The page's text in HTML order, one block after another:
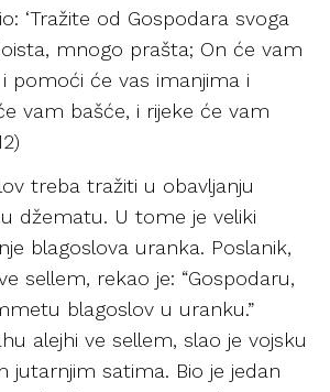
‘Tražite od Gospodara svoga
mnogo prašta; On će vam
pomoći će vas imanjima i
vam bašće, i rijeke će vam
treba tražiti u obavljanju
džematu. U tome je veliki
blagoslova uranka. Poslanik,
sellem, rekao je: “Gospodaru,
blagoslov u uranku.”
alejhi ve sellem, slao je vojsku
jutarnjim satima. Bio je jedan